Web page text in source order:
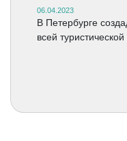
06.04.2023
В Петербурге
всей